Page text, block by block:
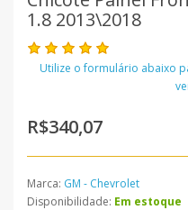
1.8 2013\2018
Utilize o formulário abaixo
R$340,07
Marca: GM - Chevrolet
Disponibilidade: Em estoque